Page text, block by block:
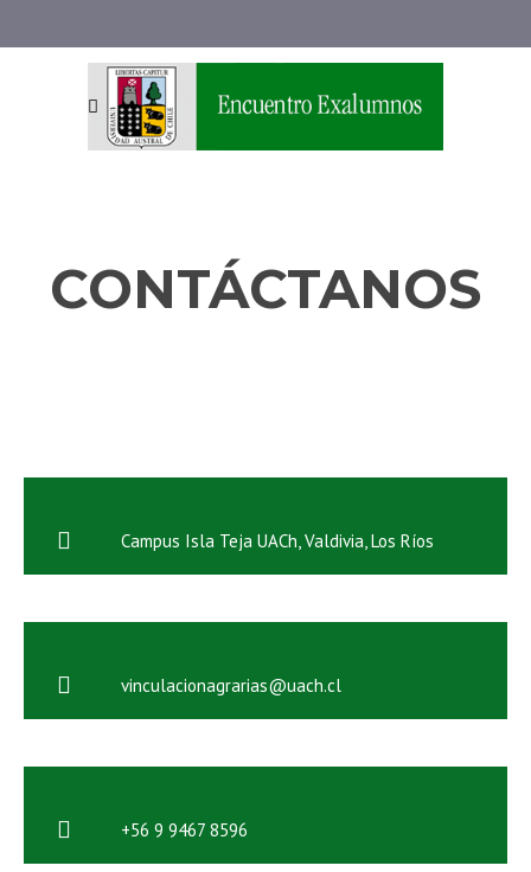
CONTÁCTANOS
Campus Isla Teja UACh, Valdivia, Los Ríos
vinculacionagrarias@uach.cl
+56 9 9467 8596